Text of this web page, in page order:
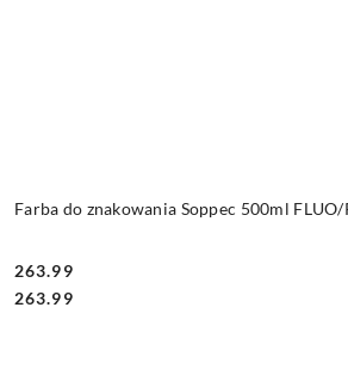
Farba do znakowania Soppec 500ml
Cena:
263.99
Cena:
263.99